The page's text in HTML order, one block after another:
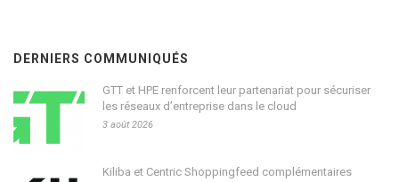
DERNIERS COMMUNIQUÉS
GTT et HPE renforcent leur partenariat pour sécuriser
les réseaux d’entreprise dans le cloud
3 août 2026
Kiliba et Centric Shoppingfeed complémentaires